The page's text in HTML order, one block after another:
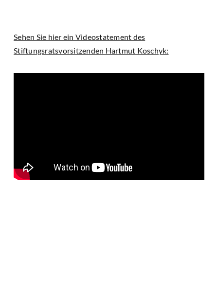
Sehen Sie hier ein Videostatement des
Stiftungsratsvorsitzenden Hartmut Koschyk: